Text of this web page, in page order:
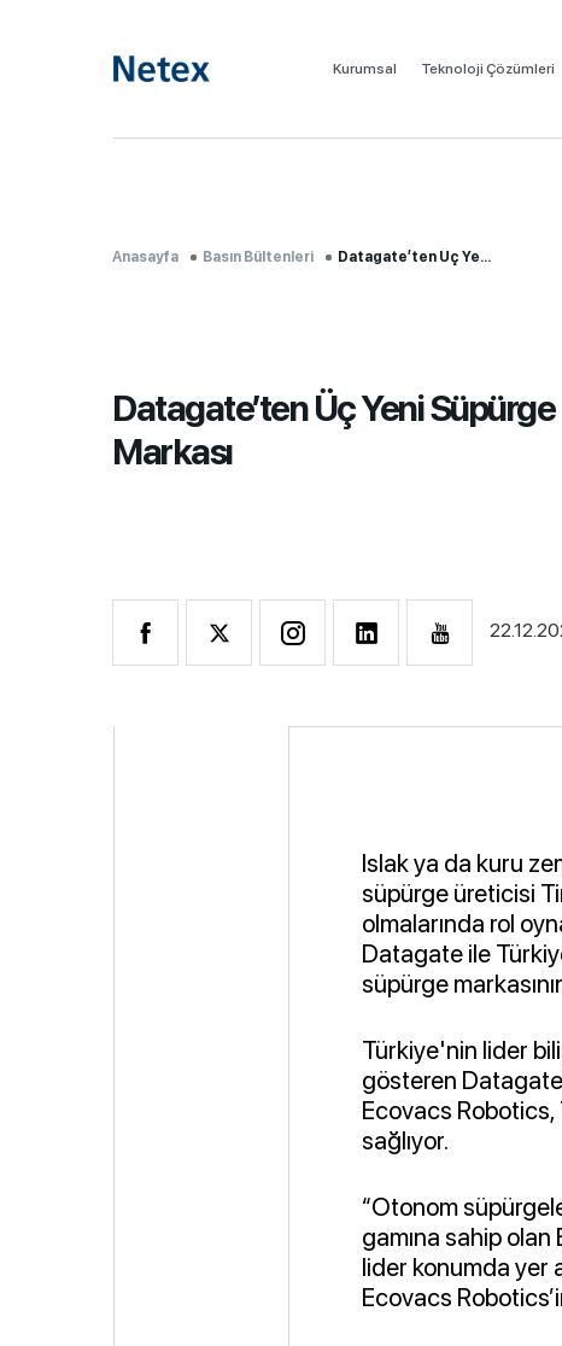
Kurumsal Teknoloji Çözümleri
Anasayfa Basın Bültenleri Datagate’ten Üç Ye...
Datagate’ten Üç Yeni Süpürge
Markası
Islak ya da kuru
süpürge üreticisi
olmalarında rol
Datagate ile
süpürge
Türkiye'nin lider
gösteren
Ecovacs Robotics,
sağlıyor.
“Otonom
gamına sahip
lider konumda yer
Ecovacs